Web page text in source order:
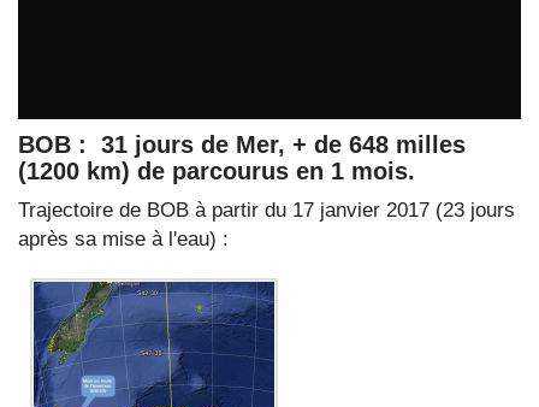
BOB : 31 jours de Mer, + de 648 milles
(1200 km) de parcourus en 1 mois.
Trajectoire de BOB à partir du 17 janvier 2017 (23 jours
après sa mise à l'eau) :